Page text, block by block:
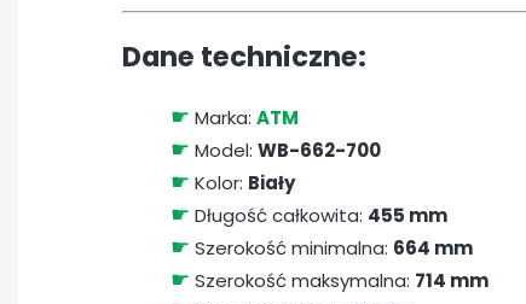
Dane techniczne:
☛ Marka: ATM
☛ Model: WB-662-700
☛ Kolor: Biały
☛ Długość całkowita: 455 mm
☛ Szerokość minimalna: 664 mm
☛ Szerokość maksymalna: 714 mm